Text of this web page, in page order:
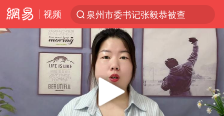
视频
泉州市委书记张毅恭被查
台风白海豚加强
中国女篮70-67险胜尼日利亚女篮
四川宜宾高县4.9级地震致1死